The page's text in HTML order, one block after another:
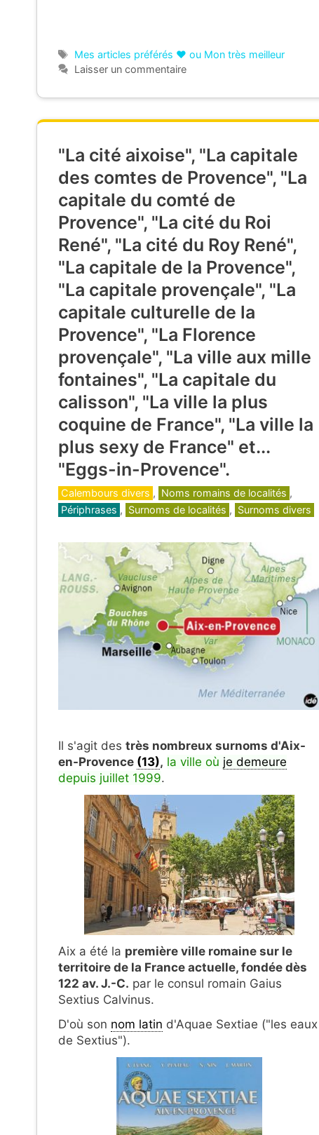
Étiquettes
Mes articles préférés ❤ ou Mon très meilleur
Laisser un commentaire
"La cité aixoise", "La capitale
des comtes de Provence", "La
capitale du comté de
Provence", "La cité du Roi
René", "La cité du Roy René",
"La capitale de la Provence",
"La capitale provençale", "La
capitale culturelle de la
Provence", "La Florence
provençale", "La ville aux mille
fontaines", "La capitale du
calisson", "La ville la plus
coquine de France", "La ville la
plus sexy de France" et...
"Eggs-in-Provence".
Catégories
Calembours divers , Noms romains de localités ,
Périphrases , Surnoms de localités , Surnoms divers
Il s'agit des très nombreux surnoms d'Aix-
en-Provence (13), la ville où je demeure
depuis juillet 1999.
Aix a été la première ville romaine sur le
territoire de la France actuelle, fondée dès
122 av. J.-C. par le consul romain Gaius
Sextius Calvinus.
D'où son nom latin d'Aquae Sextiae ("les eaux
de Sextius").